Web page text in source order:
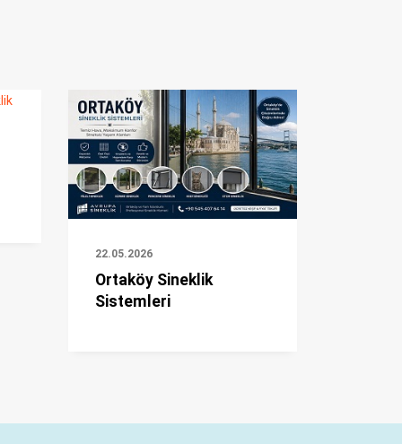
22.05.2026
Ortaköy Sineklik
Sistemleri